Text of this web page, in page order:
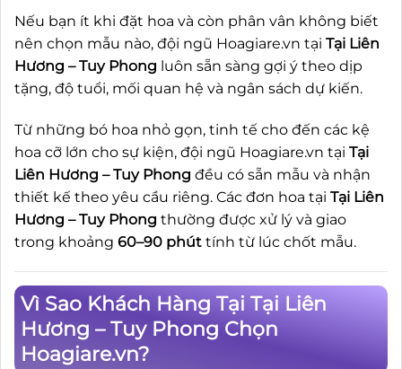
Nếu bạn ít khi đặt hoa và còn phân vân không biết
nên chọn mẫu nào, đội ngũ Hoagiare.vn tại Tại Liên
Hương – Tuy Phong luôn sẵn sàng gợi ý theo dịp
tặng, độ tuổi, mối quan hệ và ngân sách dự kiến.
Từ những bó hoa nhỏ gọn, tinh tế cho đến các kệ
hoa cỡ lớn cho sự kiện, đội ngũ Hoagiare.vn tại Tại
Liên Hương – Tuy Phong đều có sẵn mẫu và nhận
thiết kế theo yêu cầu riêng. Các đơn hoa tại Tại Liên
Hương – Tuy Phong thường được xử lý và giao
trong khoảng 60–90 phút tính từ lúc chốt mẫu.
Vì Sao Khách Hàng Tại Tại Liên
Hương – Tuy Phong Chọn
Hoagiare.vn?